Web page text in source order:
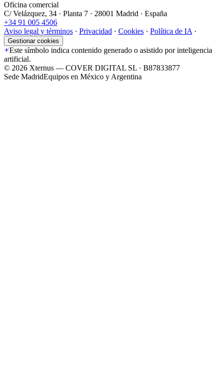
Oficina comercial
C/ Velázquez, 34 · Planta 7 · 28001 Madrid · España
+34 91 005 4506
Aviso legal y términos · Privacidad · Cookies · Política de IA ·
Gestionar cookies
Este símbolo indica contenido generado o asistido por inteligencia
artificial.
© 2026 Xternus — COVER DIGITAL SL · B87833877
Sede MadridEquipos en México y Argentina